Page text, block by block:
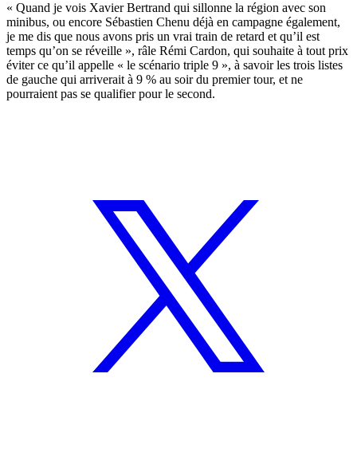
« Quand je vois Xavier Bertrand qui sillonne la région avec son
minibus, ou encore Sébastien Chenu déjà en campagne également,
je me dis que nous avons pris un vrai train de retard et qu’il est
temps qu’on se réveille », râle Rémi Cardon, qui souhaite à tout prix
éviter ce qu’il appelle « le scénario triple 9 », à savoir les trois listes
de gauche qui arriverait à 9 % au soir du premier tour, et ne
pourraient pas se qualifier pour le second.